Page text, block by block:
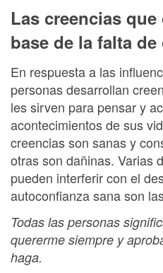
Las creencias
base de la falta
En respuesta a las
personas desarrollan
les sirven para pensar y
acontecimientos de sus
creencias son sanas y
otras son dañinas. Varias
pueden interferir con el
autoconfianza sana son
Todas las personas
quererme siempre y
haga.